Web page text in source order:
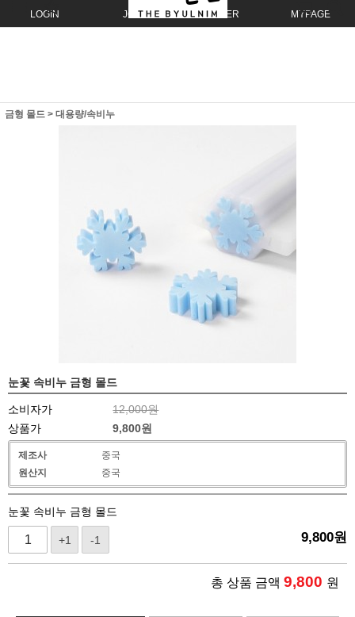
LOGIN JOIN ORDER MYPAGE
금형 몰드 > 대용량/속비누
눈꽃 속비누 금형 몰드
소비자가
12,000원
상품가
9,800원
제조사
중국
원산지
중국
눈꽃 속비누 금형 몰드
+1 -1 9,800원
총 상품 금액 9,800 원